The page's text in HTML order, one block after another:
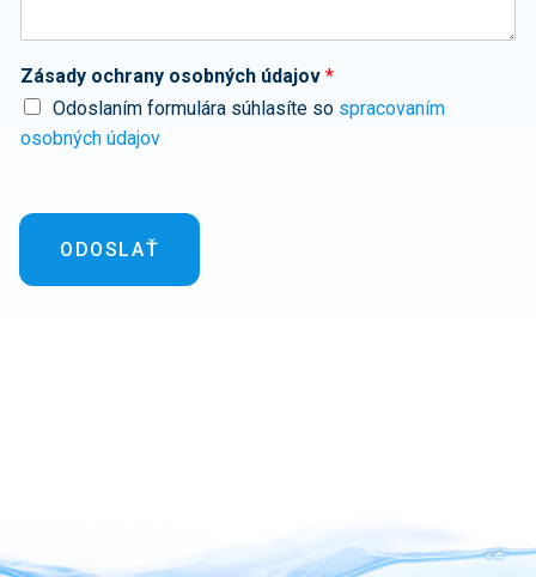
Zásady ochrany osobných údajov *
Odoslaním formulára súhlasíte so spracovaním
osobných údajov
ODOSLAŤ